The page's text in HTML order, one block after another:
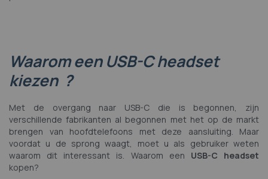
Waarom een USB-C headset
kiezen ?
Met de overgang naar USB-C die is begonnen, zijn
verschillende fabrikanten al begonnen met het op de markt
brengen van hoofdtelefoons met deze aansluiting. Maar
voordat u de sprong waagt, moet u als gebruiker weten
waarom dit interessant is. Waarom een ​​USB-C headset
kopen?